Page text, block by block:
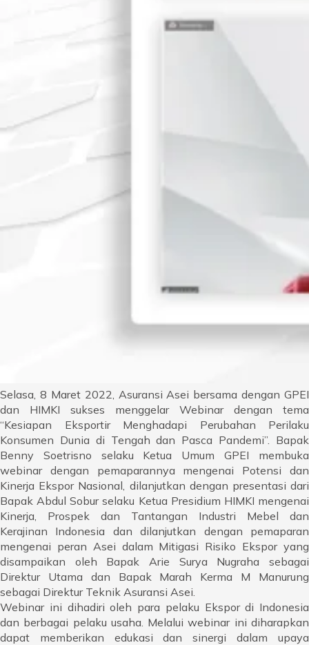
Selasa, 8 Maret 2022, Asuransi Asei bersama dengan GPEI
dan HIMKI sukses menggelar Webinar dengan tema
“Kesiapan Eksportir Menghadapi Perubahan Perilaku
Konsumen Dunia di Tengah dan Pasca Pandemi”. Bapak
Benny Soetrisno selaku Ketua Umum GPEI membuka
webinar dengan pemaparannya mengenai Potensi dan
Kinerja Ekspor Nasional, dilanjutkan dengan presentasi dari
Bapak Abdul Sobur selaku Ketua Presidium HIMKI mengenai
Kinerja, Prospek dan Tantangan Industri Mebel dan
Kerajinan Indonesia dan dilanjutkan dengan pemaparan
mengenai peran Asei dalam Mitigasi Risiko Ekspor yang
disampaikan oleh Bapak Arie Surya Nugraha sebagai
Direktur Utama dan Bapak Marah Kerma M Manurung
sebagai Direktur Teknik Asuransi Asei.
Webinar ini dihadiri oleh para pelaku Ekspor di Indonesia
dan berbagai pelaku usaha. Melalui webinar ini diharapkan
dapat memberikan edukasi dan sinergi dalam upaya